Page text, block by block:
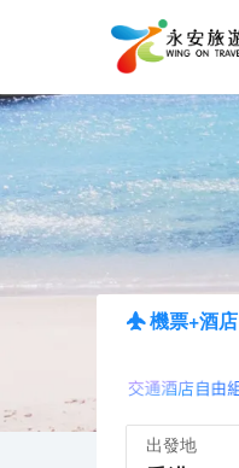
機票+酒店
出發地